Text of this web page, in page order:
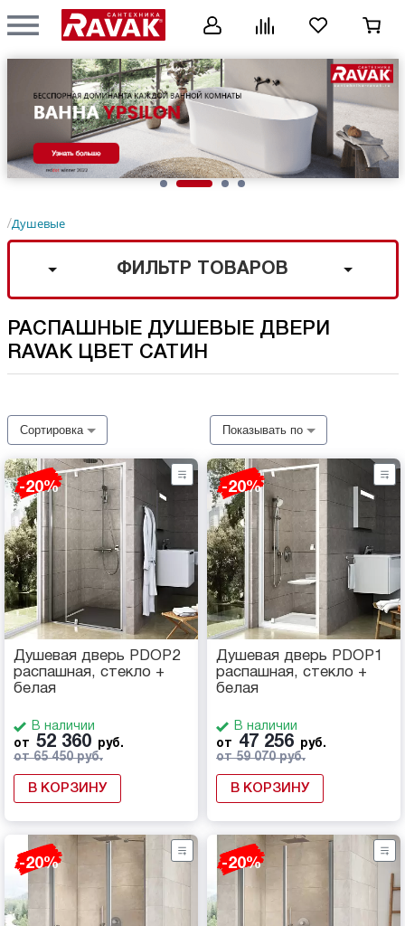
/Душевые
ФИЛЬТР ТОВАРОВ
РАСПАШНЫЕ ДУШЕВЫЕ ДВЕРИ
RAVAK ЦВЕТ САТИН
Сортировка Показывать по
-20%
Душевая дверь PDOP2
распашная, стекло +
белая
В наличии
от
52 360
руб.
от 65 450 руб.
В КОРЗИНУ
-20%
Душевая дверь PDOP1
распашная, стекло +
белая
В наличии
от
47 256
руб.
от 59 070 руб.
В КОРЗИНУ
-20% -20%